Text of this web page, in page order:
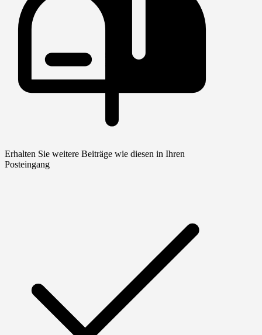
Erhalten Sie weitere Beiträge wie diesen in Ihren
Posteingang